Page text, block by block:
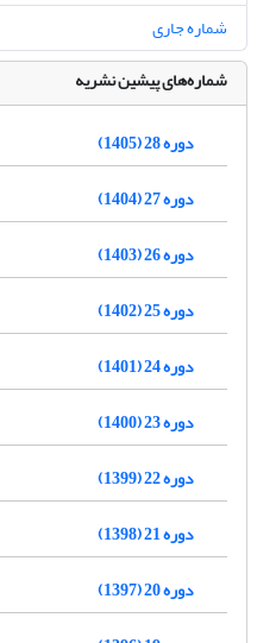
شماره جاری
شماره‌های پیشین نشریه
دوره 28 (1405)
دوره 27 (1404)
دوره 26 (1403)
دوره 25 (1402)
دوره 24 (1401)
دوره 23 (1400)
دوره 22 (1399)
دوره 21 (1398)
دوره 20 (1397)